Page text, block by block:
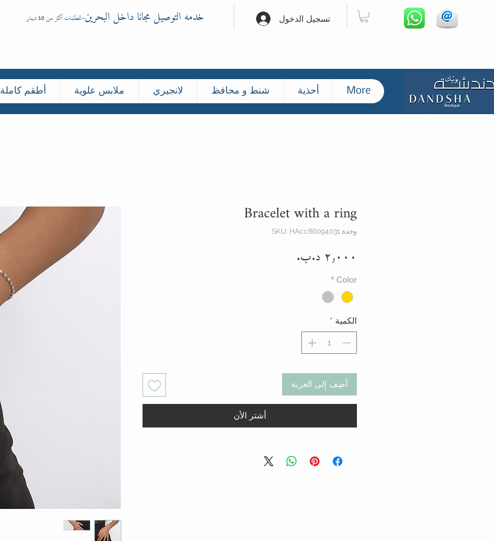
خدمه التوصيل مجانا داخل البحرين-للطلبات اكثر من 10 دينار تسجيل الدخول
أطقم كاملة ملابس علوية لانجيري شنط و محافظ أحذية More
Bracelet with a ring
وحدة SKU: HAcc86094031
Color
*
الكمية *
أضِف إلى العربة
أشتر الأن